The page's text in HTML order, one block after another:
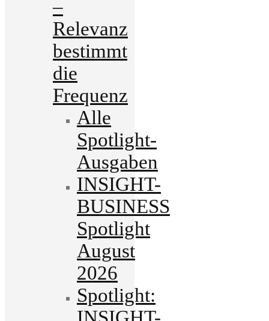
–
Relevanz
bestimmt
die
Frequenz
Alle
Spotlight-
Ausgaben
INSIGHT-
BUSINESS
Spotlight
August
2026
Spotlight: